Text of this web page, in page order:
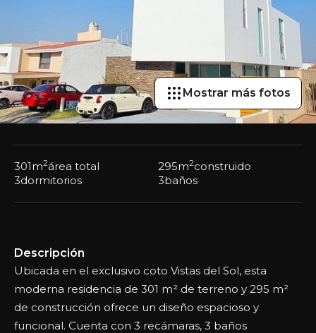
Mostrar más fotos
301m2área total 295m2construido
3dormitorios 3baños
Descripción
Ubicada en el exclusivo coto Vistas del Sol, esta
moderna residencia de 301 m² de terreno y 295 m²
de construcción ofrece un diseño espacioso y
funcional. Cuenta con 3 recámaras, 3 baños